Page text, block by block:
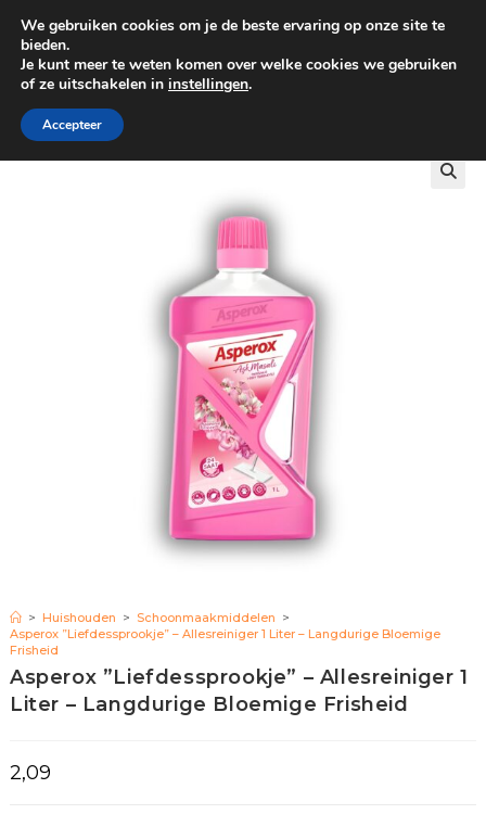
GRATIS BEZORGING VANAF €100
> Huishouden > Schoonmaakmiddelen >
Asperox ”Liefdessprookje” – Allesreiniger 1 Liter – Langdurige Bloemige
Frisheid
Asperox ”Liefdessprookje” – Allesreiniger 1
Liter – Langdurige Bloemige Frisheid
2,09
We gebruiken cookies om je de beste ervaring op onze site te
bieden.
Je kunt meer te weten komen over welke cookies we gebruiken
of ze uitschakelen in instellingen.
Accepteer